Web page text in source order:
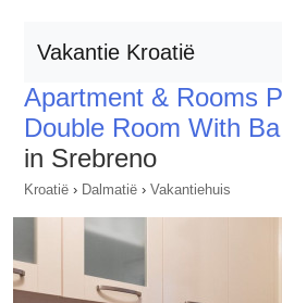
Vakantie Kroatië
Apartment & Rooms
Double Room With
in Srebreno
Kroatië › Dalmatië › Vakantiehuis